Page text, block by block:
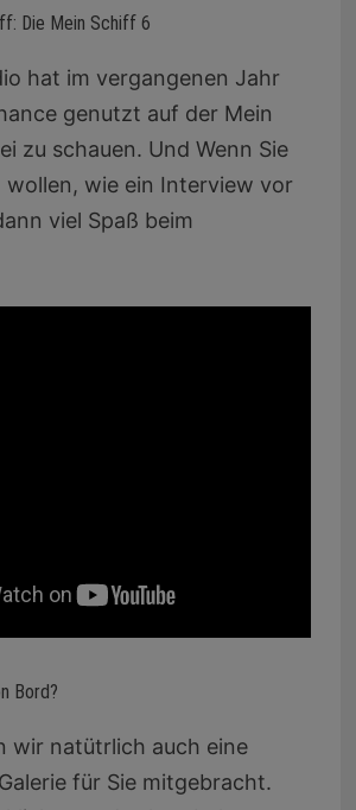
Die Mein Schiff 6
hat im vergangenen Jahr
genutzt auf der Mein
zu schauen. Und Wenn Sie
wollen, wie ein Interview vor
viel Spaß beim
Bord?
wir natütrlich auch eine
für Sie mitgebracht.